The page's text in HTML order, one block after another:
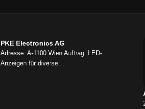
PKE Electronics AG
Adresse: A-1100 Wien Auftrag: LED-
Anzeigen für diverse…